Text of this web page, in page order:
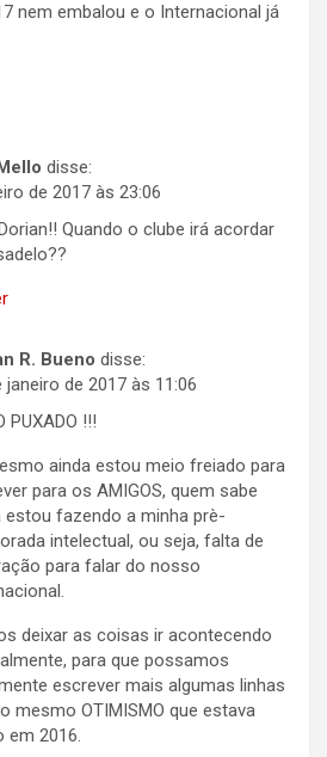
nem embalou e o Internacional já
disse:
de 2017 às 23:06
Quando o clube irá acordar
R. Bueno disse:
janeiro de 2017 às 11:06
PUXADO !!!
ainda estou meio freiado para
para os AMIGOS, quem sabe
estou fazendo a minha prè-
intelectual, ou seja, falta de
para falar do nosso
deixar as coisas ir acontecendo
para que possamos
escrever mais algumas linhas
mesmo OTIMISMO que estava
em 2016.